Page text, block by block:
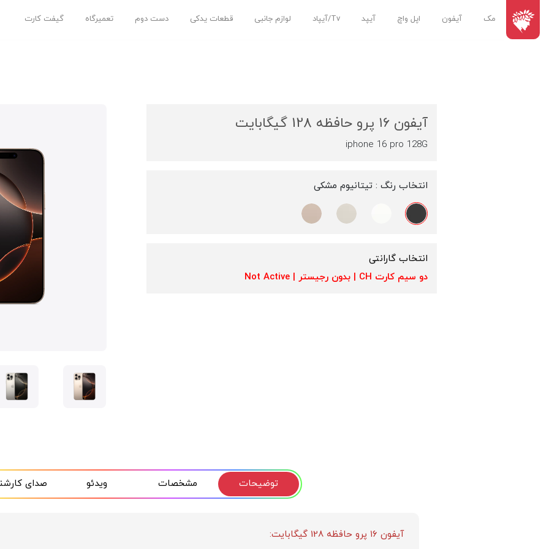
مک آیفون اپل واچ آیپد Tv/آیپاد لوازم جانبی قطعات یدکی دست دوم تعمیرگاه گیفت کارت
آیفون ۱۶ پرو حافظه 128 گیگابایت
iphone 16 pro 128G
انتخاب رنگ : تیتانیوم مشکی
انتخاب گارانتی
دو سیم کارت CH | بدون رجیستر | Not Active
توضیحات مشخصات ویدئو صدای
آیفون ۱۶ پرو حافظه 128 گیگابایت: